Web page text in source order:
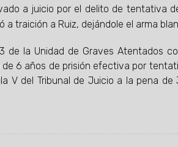
a juicio por el delito de tentativa
a traición a Ruiz, dejándole el arma
de la Unidad de Graves Atentados
6 años de prisión efectiva por
V del Tribunal de Juicio a la pena